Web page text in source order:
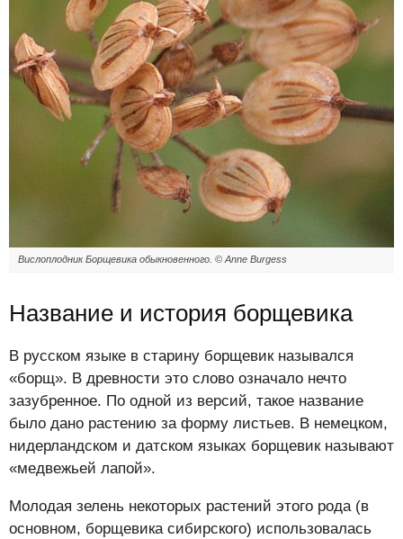
Вислоплодник Борщевика обыкновенного. © Anne Burgess
Название и история борщевика
В русском языке в старину борщевик назывался
«борщ». В древности это слово означало нечто
зазубренное. По одной из версий, такое название
было дано растению за форму листьев. В немецком,
нидерландском и датском языках борщевик называют
«медвежьей лапой».
Молодая зелень некоторых растений этого рода (в
основном, борщевика сибирского) использовалась